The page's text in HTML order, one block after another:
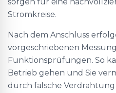
Stromkreise.
Nach dem Anschluss
vorgeschriebenen
Funktionsprüfungen. So
Betrieb gehen und Sie
durch falsche Verdrahtung